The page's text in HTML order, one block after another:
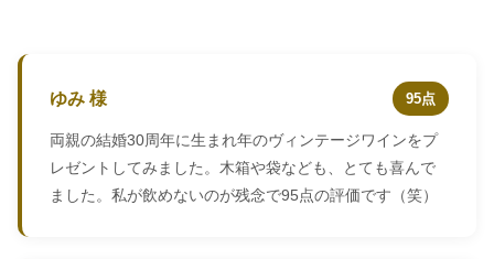
ゆみ 様 95点
両親の結婚30周年に生まれ年のヴィンテージワインをプ
レゼントしてみました。木箱や袋なども、とても喜んで
ました。私が飲めないのが残念で95点の評価です（笑）